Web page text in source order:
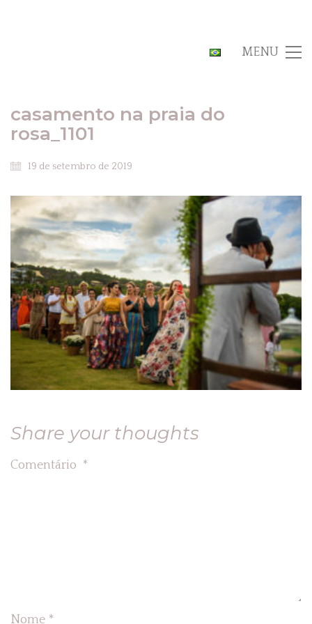
MENU
casamento na praia do
rosa_1101
19 de setembro de 2019
Share your thoughts
Comentário *
Nome *